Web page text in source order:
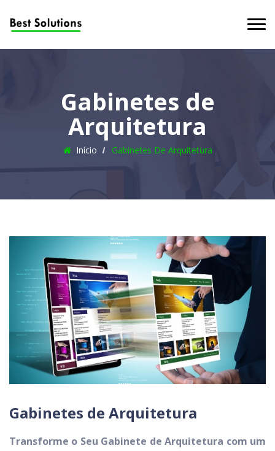
Gabinetes de
Arquitetura
Início Gabinetes De Arquitetura
Gabinetes de Arquitetura
Transforme o Seu Gabinete de Arquitetura com um